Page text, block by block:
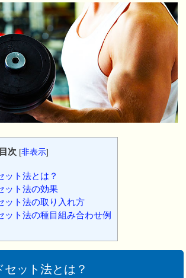
目次 [非表示]
ット法とは？
ット法の効果
ット法の取り入れ方
ット法の種目組み合わせ例
セット法とは？